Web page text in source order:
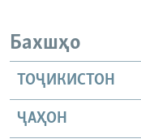
Бахшҳо
ТОҶИКИСТОН
ҶАҲОН